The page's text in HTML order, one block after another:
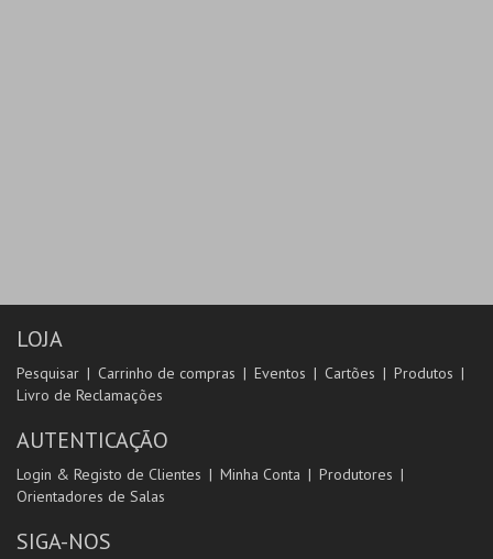
LOJA
Pesquisar Carrinho de compras Eventos Cartões
Produtos
Livro de Reclamações
AUTENTICAÇÃO
Login & Registo de Clientes Minha Conta
Produtores
Orientadores de Salas
SIGA-NOS